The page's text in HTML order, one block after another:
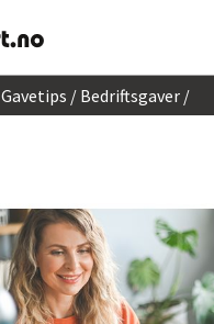
Gavetips
Bedriftsgaver